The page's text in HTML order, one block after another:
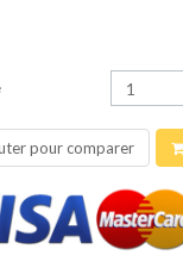
pour comparer